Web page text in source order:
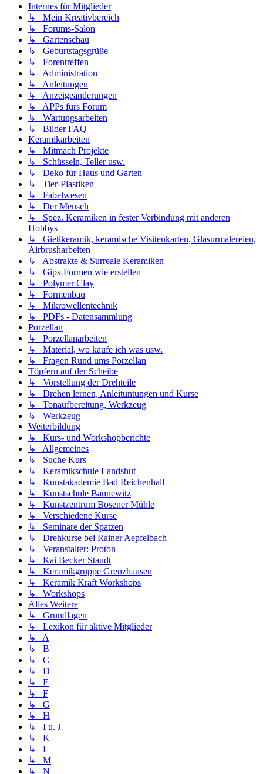
Internes für Mitglieder
↳ Mein Kreativbereich
↳ Forums-Salon
↳ Gartenschau
↳ Geburtstagsgrüße
↳ Forentreffen
↳ Administration
↳ Anleitungen
↳ Anzeigeänderungen
↳ APPs fürs Forum
↳ Wartungsarbeiten
↳ Bilder FAQ
Keramikarbeiten
↳ Mitmach Projekte
↳ Schüsseln, Teller usw.
↳ Deko für Haus und Garten
↳ Tier-Plastiken
↳ Fabelwesen
↳ Der Mensch
↳ Spez. Keramiken in fester Verbindung mit anderen
Hobbys
↳ Gießkeramik, keramische Visitenkarten, Glasurmalereien,
Airbrusharbeiten
↳ Abstrakte & Surreale Keramiken
↳ Gips-Formen wie erstellen
↳ Polymer Clay
↳ Formenbau
↳ Mikrowellentechnik
↳ PDFs - Datensammlung
Porzellan
↳ Porzellanarbeiten
↳ Material, wo kaufe ich was usw.
↳ Fragen Rund ums Porzellan
Töpfern auf der Scheibe
↳ Vorstellung der Drehteile
↳ Drehen lernen, Anleituntungen und Kurse
↳ Tonaufbereitung, Werkzeug
↳ Werkzeug
Weiterbildung
↳ Kurs- und Workshopberichte
↳ Allgemeines
↳ Suche Kurs
↳ Keramikschule Landshut
↳ Kunstakademie Bad Reichenhall
↳ Kunstschule Bannewitz
↳ Kunstzentrum Bosener Mühle
↳ Verschiedene Kurse
↳ Seminare der Spatzen
↳ Drehkurse bei Rainer Aepfelbach
↳ Veranstalter: Proton
↳ Kai Becker Staudt
↳ Keramikgruppe Grenzhausen
↳ Keramik Kraft Workshops
↳ Workshops
Alles Weitere
↳ Grundlagen
↳ Lexikon für aktive Mitglieder
↳ A
↳ B
↳ C
↳ D
↳ E
↳ F
↳ G
↳ H
↳ I u. J
↳ K
↳ L
↳ M
↳ N